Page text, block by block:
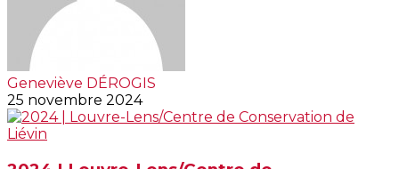
Geneviève DÉROGIS
25 novembre 2024